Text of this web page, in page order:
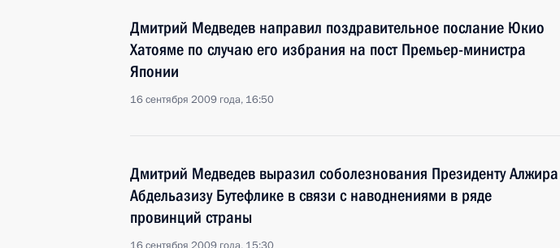
Дмитрий Медведев направил поздравительное послание Юкио
Хатояме по случаю его избрания на пост Премьер-министра
Японии
16 сентября 2009 года, 16:50
Дмитрий Медведев выразил соболезнования Президенту Алжира
Абдельазизу Бутефлике в связи с наводнениями в ряде
провинций страны